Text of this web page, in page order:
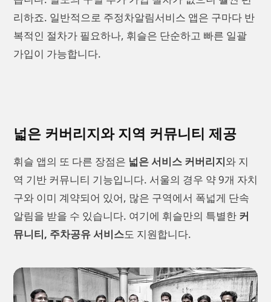
리하죠. 일반적으로 주정차알림서비스 앱은 구마다 반
복적인 절차가 필요하나, 휘슬은 단순하고 빠른 일괄
가입이 가능합니다.
넓은 커버리지와 지역 커뮤니티 제공
휘슬 앱의 또 다른 장점은 넓은 서비스 커버리지와 지
역 기반 커뮤니티 기능입니다. 서울의 경우 약 9개 자치
구와 이미 계약되어 있어, 많은 구역에서 폭넓게 단속
알림을 받을 수 있습니다. 여기에 휘슬만의 특별한 커
뮤니티, 주차공유 서비스도 지원합니다.